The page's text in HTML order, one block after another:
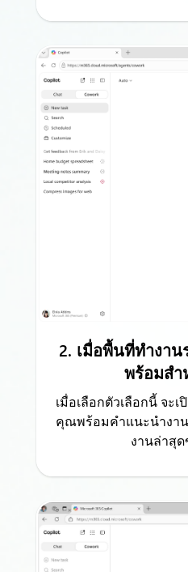
2. เมื่อพื้นที่ทำงา
พร้อมส
เมื่อเลือกตัวเลือกนี้ จะ
คุณพร้อมคำแนะนำงา
งานล่าสุ